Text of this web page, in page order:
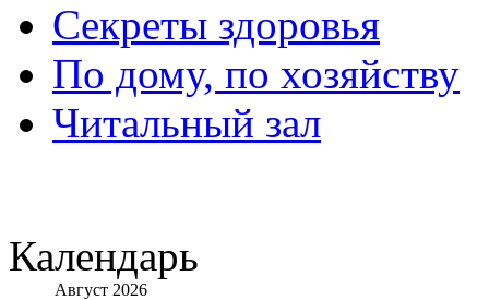
Секреты здоровья
По дому, по хозяйству
Читальный зал
Календарь
Август 2026